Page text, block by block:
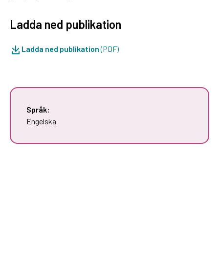
Ladda ned publikation
Ladda ned publikation(PDF)
Språk:
Engelska